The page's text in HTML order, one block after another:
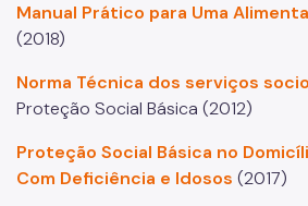
Manual Prático para Uma
(2018)
Norma Técnica dos serviços
Proteção Social Básica (2012)
Proteção Social Básica no
Com Deficiência e Idosos (2017)